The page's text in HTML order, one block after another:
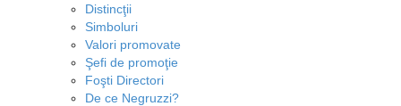
Distincţii
Simboluri
Valori promovate
Şefi de promoţie
Foşti Directori
De ce Negruzzi?